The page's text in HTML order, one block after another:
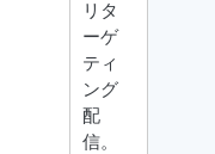
リタ
ーゲ
ティ
ング
配
信。